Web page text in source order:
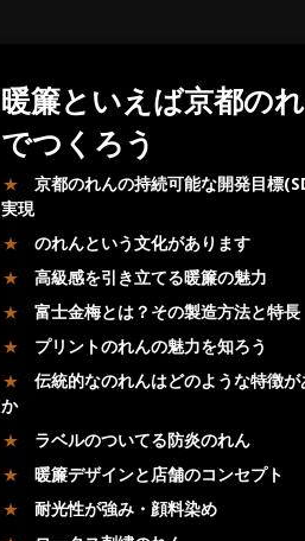
暖簾といえば京都の
でつくろう
京都のれんの持続可能な開発目標
実現
のれんという文化があります
高級感を引き立てる暖簾の魅力
富士金梅とは？その製造方法と特長
プリントのれんの魅力を知ろう
伝統的なのれんはどのような特徴が
か
ラベルのついてる防炎のれん
暖簾デザインと店舗のコンセプト
耐光性が強み・顔料染め